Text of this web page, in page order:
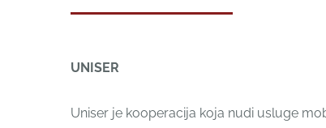
UNISER
Uniser je kooperacija koja nudi usluge